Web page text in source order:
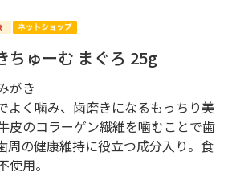
ちゅーむ まぐろ 25g
がき
よく噛み、歯磨きになるもっちり美
皮のコラーゲン繊維を噛むことで歯
周の健康維持に役立つ成分入り。食
用。